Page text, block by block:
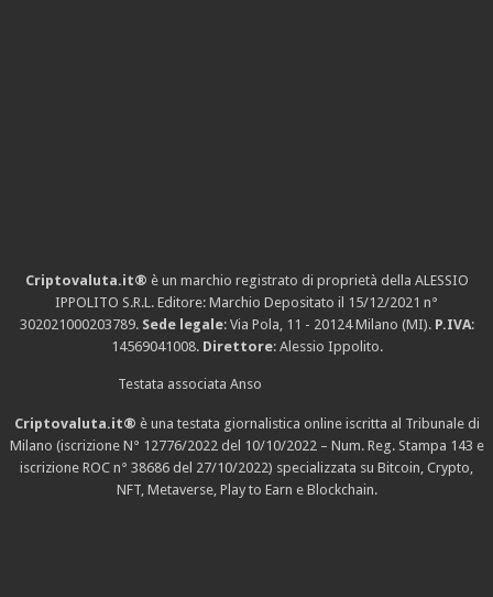
Criptovaluta.it® è un marchio registrato di proprietà della ALESSIO
IPPOLITO S.R.L. Editore: Marchio Depositato il 15/12/2021 n°
302021000203789. Sede legale: Via Pola, 11 - 20124 Milano (MI). P.IVA:
14569041008. Direttore: Alessio Ippolito.
Testata associata Anso
Criptovaluta.it® è una testata giornalistica online iscritta al Tribunale di
Milano (iscrizione N° 12776/2022 del 10/10/2022 – Num. Reg. Stampa 143 e
iscrizione ROC n° 38686 del 27/10/2022) specializzata su Bitcoin, Crypto,
NFT, Metaverse, Play to Earn e Blockchain.